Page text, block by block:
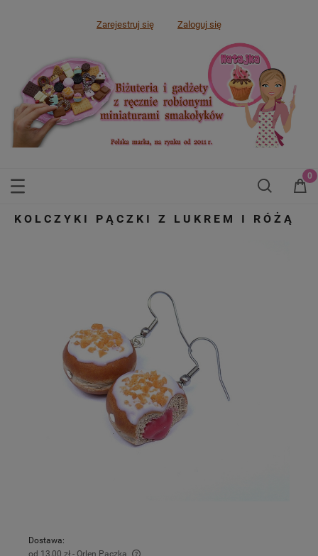
Zarejestruj się Zaloguj się
KOLCZYKI PĄCZKI Z LUKREM I RÓŻĄ
Dostawa:
od 13,00 zł - Orlen Paczka